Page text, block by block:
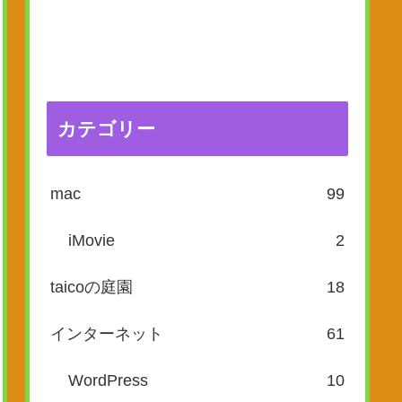
カテゴリー
mac 99
iMovie 2
taicoの庭園 18
インターネット 61
WordPress 10